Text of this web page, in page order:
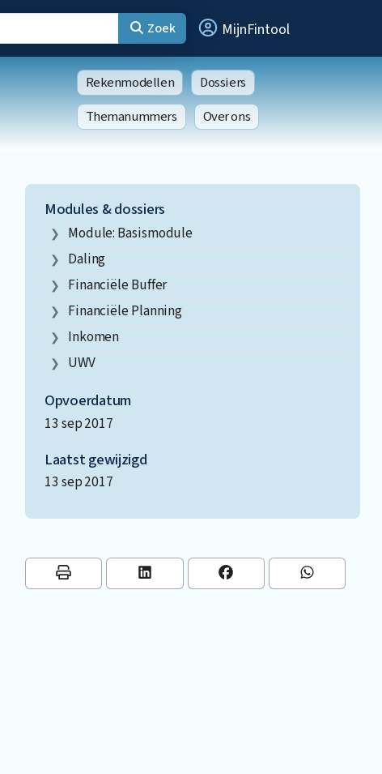
Zoek MijnFintool
Rekenmodellen
Dossiers
Themanummers
Over ons
Modules & dossiers
Module: Basismodule
Daling
Financiële Buffer
Financiële Planning
Inkomen
UWV
Opvoerdatum
13 sep 2017
Laatst gewijzigd
13 sep 2017